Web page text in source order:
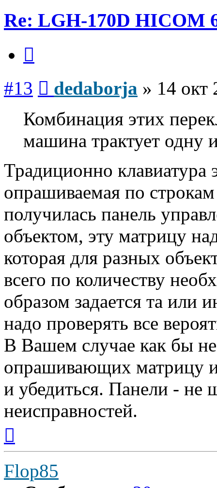
Re: LGH-170D HICOM
#13 dedaborja » 14 окт
Комбинация этих
машина трактует одну
Традиционно клавиатура
опрашиваемая по
получилась панель
объектом, эту матрицу
которая для разных
всего по количеству
образом задается та или
надо проверять все
В Вашем случае как бы
опрашивающих матрицу
и убедиться. Панели - не
неисправностей.
началу
Flop85